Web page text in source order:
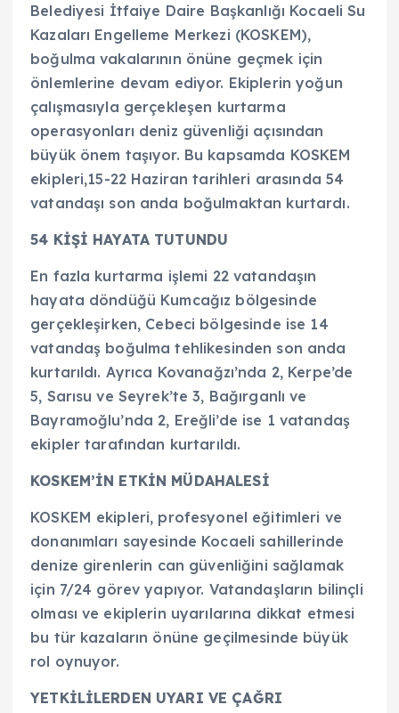
Belediyesi İtfaiye Daire Başkanlığı Kocaeli Su
Kazaları Engelleme Merkezi (KOSKEM),
boğulma vakalarının önüne geçmek için
önlemlerine devam ediyor. Ekiplerin yoğun
çalışmasıyla gerçekleşen kurtarma
operasyonları deniz güvenliği açısından
büyük önem taşıyor. Bu kapsamda KOSKEM
ekipleri,15-22 Haziran tarihleri arasında 54
vatandaşı son anda boğulmaktan kurtardı.
54 KİŞİ HAYATA TUTUNDU
En fazla kurtarma işlemi 22 vatandaşın
hayata döndüğü Kumcağız bölgesinde
gerçekleşirken, Cebeci bölgesinde ise 14
vatandaş boğulma tehlikesinden son anda
kurtarıldı. Ayrıca Kovanağzı’nda 2, Kerpe’de
5, Sarısu ve Seyrek’te 3, Bağırganlı ve
Bayramoğlu’nda 2, Ereğli’de ise 1 vatandaş
ekipler tarafından kurtarıldı.
KOSKEM’İN ETKİN MÜDAHALESİ
KOSKEM ekipleri, profesyonel eğitimleri ve
donanımları sayesinde Kocaeli sahillerinde
denize girenlerin can güvenliğini sağlamak
için 7/24 görev yapıyor. Vatandaşların bilinçli
olması ve ekiplerin uyarılarına dikkat etmesi
bu tür kazaların önüne geçilmesinde büyük
rol oynuyor.
YETKİLİLERDEN UYARI VE ÇAĞRI